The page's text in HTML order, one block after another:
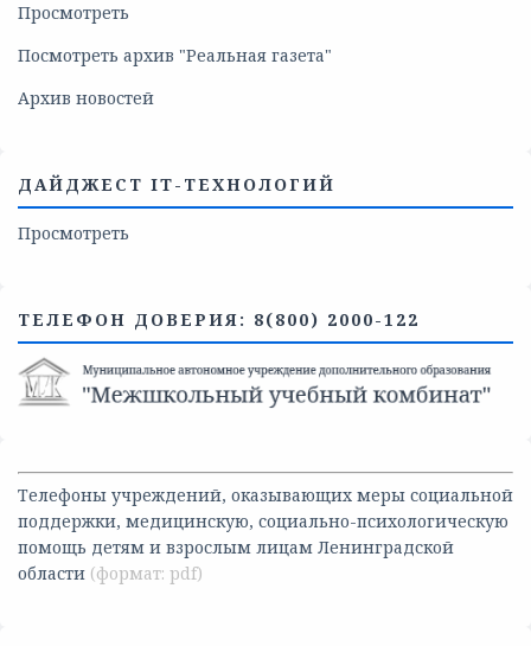
Просмотреть
Посмотреть архив "Реальная газета"
Архив новостей
ДАЙДЖЕСТ IT-ТЕХНОЛОГИЙ
Просмотреть
ТЕЛЕФОН ДОВЕРИЯ: 8(800) 2000-122